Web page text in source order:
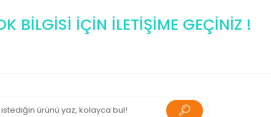
BİLGİSİ İÇİN İLETİŞİME GEÇİNİZ !